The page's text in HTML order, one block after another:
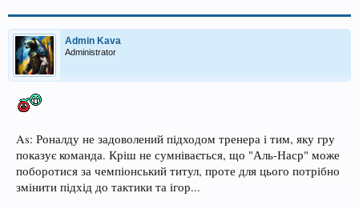
Admin Kava
Administrator
As: Роналду не задоволений підходом тренера і тим, яку гру
показує команда. Кріш не сумнівається, що "Аль-Наср" може
поборотися за чемпіонський титул, проте для цього потрібно
змінити підхід до тактики та ігор...